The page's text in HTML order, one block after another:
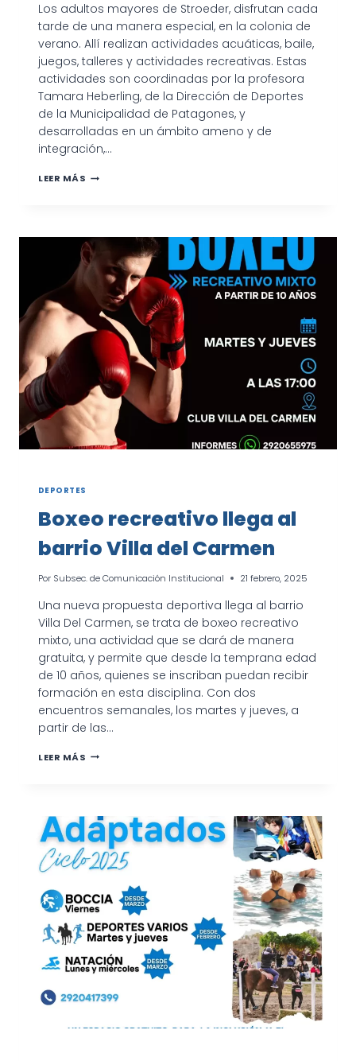
Los adultos mayores de Stroeder, disfrutan cada
tarde de una manera especial, en la colonia de
verano. Allí realizan actividades acuáticas, baile,
juegos, talleres y actividades recreativas. Estas
actividades son coordinadas por la profesora
Tamara Heberling, de la Dirección de Deportes
de la Municipalidad de Patagones, y
desarrolladas en un ámbito ameno y de
integración,…
LEER MÁS EXITOSA
STROEDER
DEPORTES
Boxeo recreativo llega al
barrio Villa del Carmen
Por Subsec. de Comunicación Institucional 21 febrero, 2025
Una nueva propuesta deportiva llega al barrio
Villa Del Carmen, se trata de boxeo recreativo
mixto, una actividad que se dará de manera
gratuita, y permite que desde la temprana edad
de 10 años, quienes se inscriban puedan recibir
formación en esta disciplina. Con dos
encuentros semanales, los martes y jueves, a
partir de las…
LEER MÁS BOXEO
VILLA
DEL
CARMEN